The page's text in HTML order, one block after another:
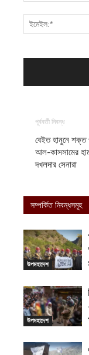
পূর্ববর্তী নিবন্ধ
বেইত হানুনে শক্ত
আল-কাসসামের
দখলদার সেনারা
সম্পর্কিত নিবন্ধসমূহ
উপমহাদেশ
উপমহাদেশ